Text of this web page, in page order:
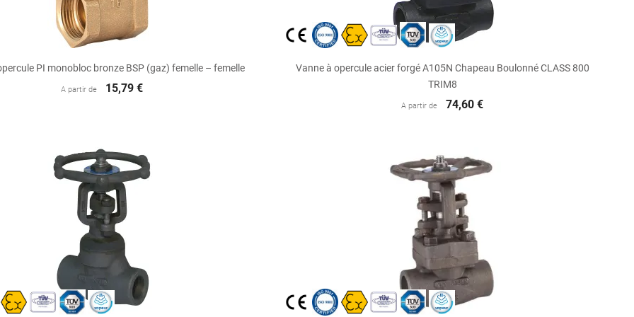
Aperçu rapide
PI monobloc bronze BSP (gaz) femelle – femelle
A partir de 15,79 €
Aperçu rapide
Vanne à opercule acier forgé A105N Chapeau Boulonné CLASS 800
TRIM8
A partir de 74,60 €